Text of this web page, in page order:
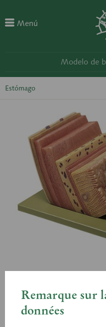
Menú
Estómago
Pared
Remarque sur
données